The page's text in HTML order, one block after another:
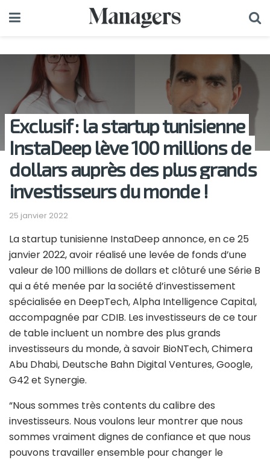
Exclusif : la startup tunisienne
InstaDeep lève 100 millions de
dollars auprès des plus grands
investisseurs du monde !
25 janvier 2022
La startup tunisienne InstaDeep annonce, en ce 25
janvier 2022, avoir réalisé une levée de fonds d’une
valeur de 100 millions de dollars et clôturé une Série B
qui a été menée par la société d’investissement
spécialisée en DeepTech, Alpha Intelligence Capital,
accompagnée par CDIB. Les investisseurs de ce tour
de table incluent un nombre des plus grands
investisseurs du monde, à savoir BioNTech, Chimera
Abu Dhabi, Deutsche Bahn Digital Ventures, Google,
G42 et Synergie.
“Nous sommes très contents du calibre des
investisseurs. Nous voulons leur montrer que nous
sommes vraiment dignes de confiance et que nous
pouvons travailler ensemble pour changer le